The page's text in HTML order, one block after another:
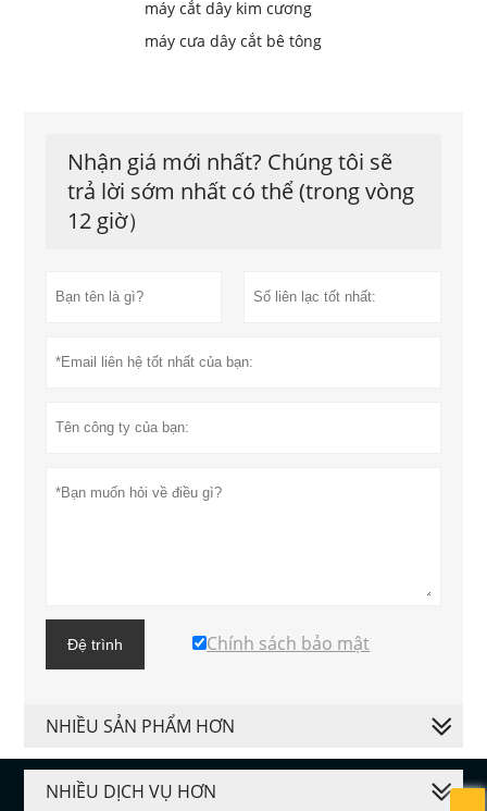
máy cắt dây kim cương
máy cưa dây cắt bê tông
Nhận giá mới nhất? Chúng tôi sẽ
trả lời sớm nhất có thể (trong vòng
12 giờ）
Đệ trình Chính sách bảo mật
NHIỀU SẢN PHẨM HƠN
NHIỀU DỊCH VỤ HƠN